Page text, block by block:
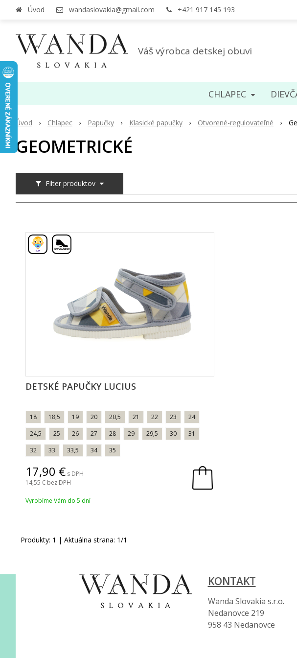
Váš výrobca detskej obuvi
Úvod wandaslovakia@gmail.com +421 917 145 193
CHLAPEC
Úvod Chlapec Papučky Klasické papučky Otvorené-regulovateľné
GEOMETRICKÉ
Filter produktov
DETSKÉ PAPUČKY LUCIUS
18 18,5 19 20 20,5 21 22 23
24
24,5
25 26 27 28 29 29,5 30
31
32
33 33,5 34 35
17,90
s DPH
14,55 bez DPH
Vyrobíme Vám do 5 dní
Produkty: 1 | Aktuálna strana: 1/1
KONTAKT
Wanda Slovakia s.r.o.
Nedanovce 219
958 43 Nedanovce